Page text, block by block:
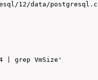
12/data/
| grep VmSize'